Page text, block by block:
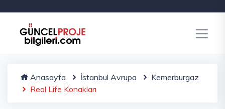
Anasayfa İstanbul Avrupa
Kemerburgaz
Real Life Konakları